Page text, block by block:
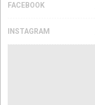
FACEBOOK
INSTAGRAM